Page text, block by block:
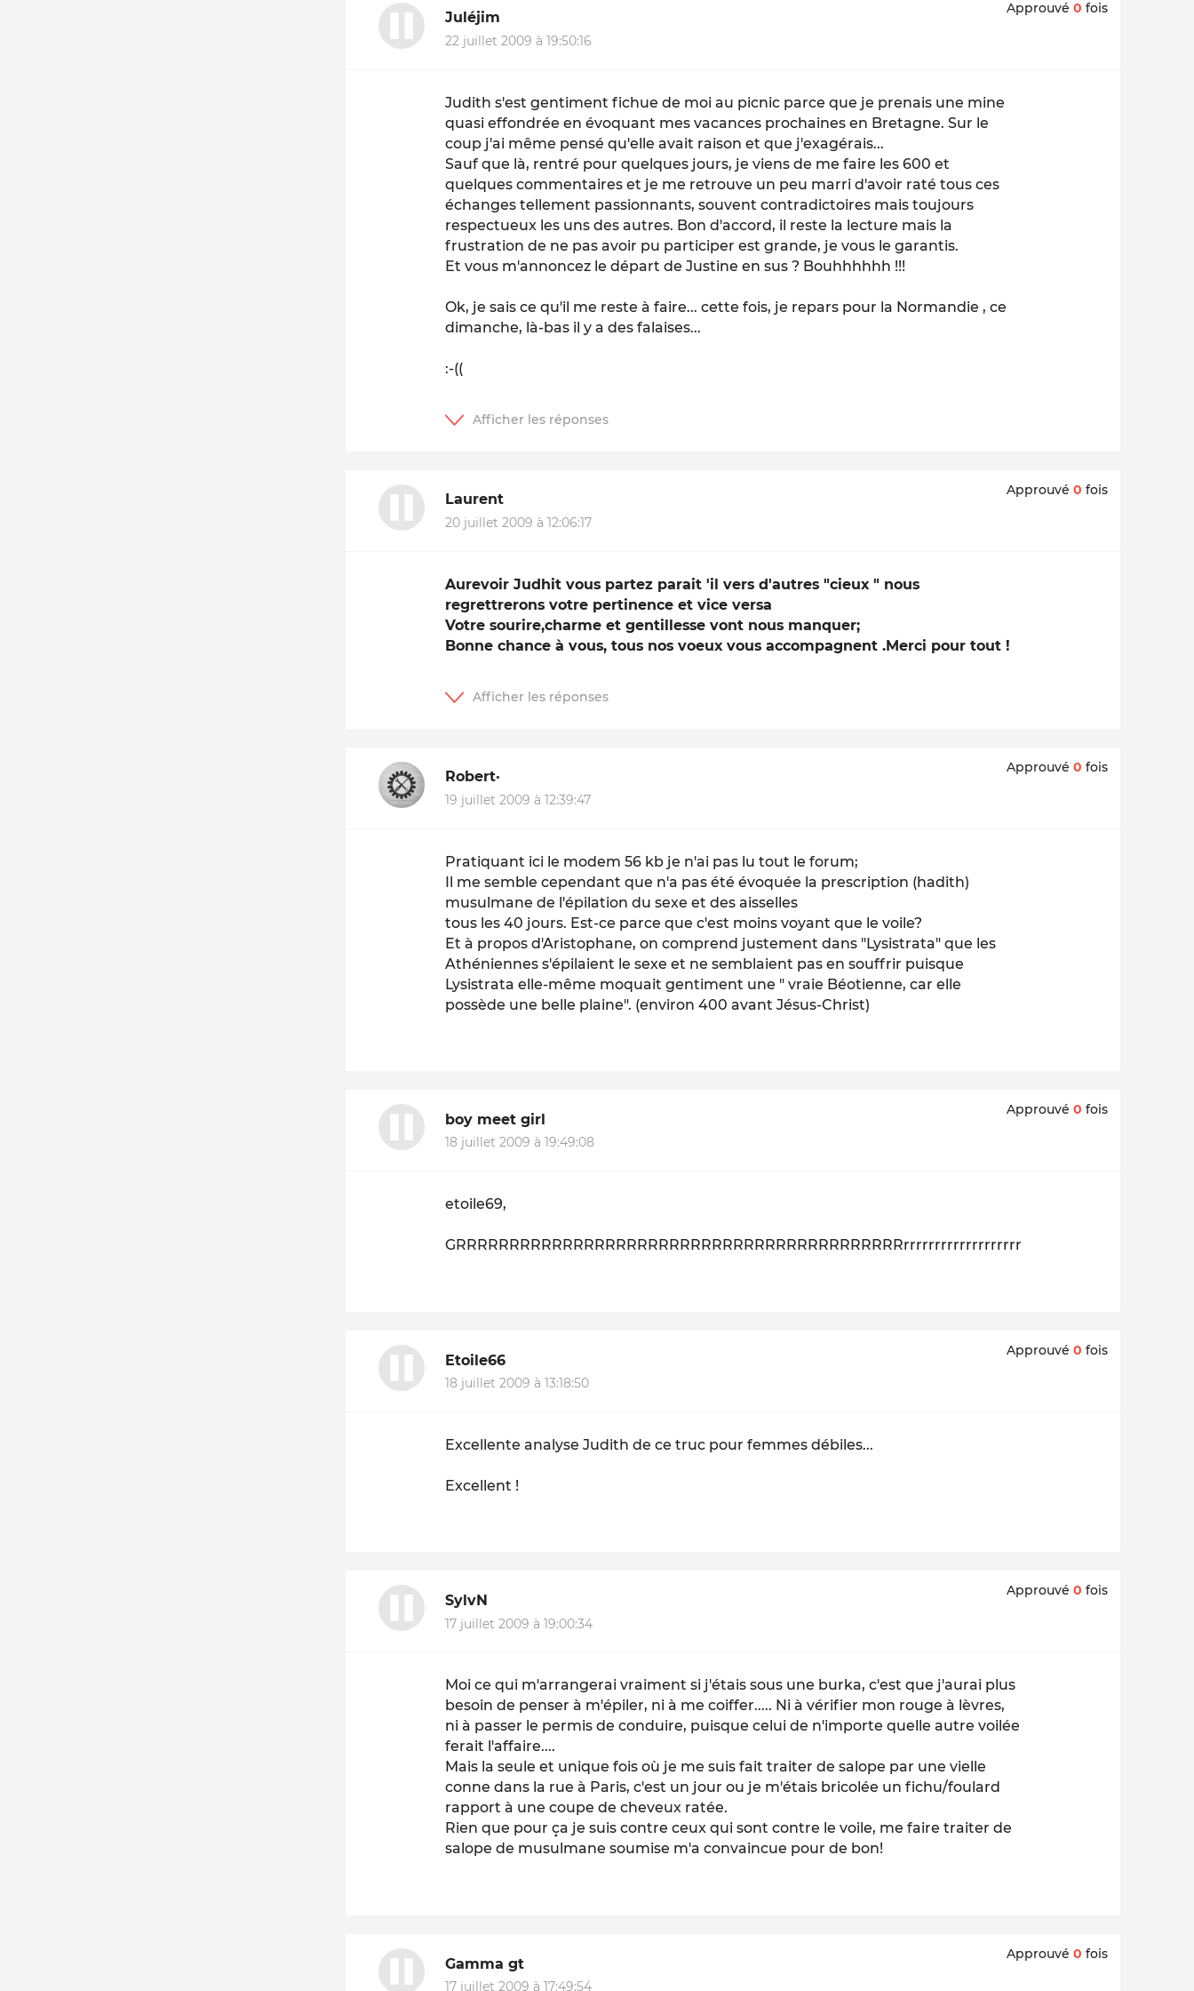
Juléjim
22 juillet 2009 à 19:50:16
Approuvé 0 fois
Judith s'est gentiment fichue de moi au picnic parce que je prenais une mine
quasi effondrée en évoquant mes vacances prochaines en Bretagne. Sur le
coup j'ai même pensé qu'elle avait raison et que j'exagérais...
Sauf que là, rentré pour quelques jours, je viens de me faire les 600 et
quelques commentaires et je me retrouve un peu marri d'avoir raté tous ces
échanges tellement passionnants, souvent contradictoires mais toujours
respectueux les uns des autres. Bon d'accord, il reste la lecture mais la
frustration de ne pas avoir pu participer est grande, je vous le garantis.
Et vous m'annoncez le départ de Justine en sus ? Bouhhhhhh !!!
Ok, je sais ce qu'il me reste à faire... cette fois, je repars pour la Normandie , ce
dimanche, là-bas il y a des falaises...
:-((
Laurent
20 juillet 2009 à 12:06:17
Approuvé 0 fois
Aurevoir Judhit vous partez parait 'il vers d'autres "cieux " nous
regrettrerons votre pertinence et vice versa
Votre sourire,charme et gentillesse vont nous manquer;
Bonne chance à vous, tous nos voeux vous accompagnent .Merci pour tout !
Robert·
19 juillet 2009 à 12:39:47
Approuvé 0 fois
Pratiquant ici le modem 56 kb je n'ai pas lu tout le forum;
Il me semble cependant que n'a pas été évoquée la prescription (hadith)
musulmane de l'épilation du sexe et des aisselles
tous les 40 jours. Est-ce parce que c'est moins voyant que le voile?
Et à propos d'Aristophane, on comprend justement dans "Lysistrata" que les
Athéniennes s'épilaient le sexe et ne semblaient pas en souffrir puisque
Lysistrata elle-même moquait gentiment une " vraie Béotienne, car elle
possède une belle plaine". (environ 400 avant Jésus-Christ)
boy meet girl
18 juillet 2009 à 19:49:08
Approuvé 0 fois
etoile69,
GRRRRRRRRRRRRRRRRRRRRRRRRRRRRRRRRRRRRRRRRRRrrrrrrrrrrrrrrrrrrrr
Etoile66
18 juillet 2009 à 13:18:50
Approuvé 0 fois
Excellente analyse Judith de ce truc pour femmes débiles...
Excellent !
SylvN
17 juillet 2009 à 19:00:34
Approuvé 0 fois
Moi ce qui m'arrangerai vraiment si j'étais sous une burka, c'est que j'aurai plus
besoin de penser à m'épiler, ni à me coiffer..... Ni à vérifier mon rouge à lèvres,
ni à passer le permis de conduire, puisque celui de n'importe quelle autre voilée
ferait l'affaire....
Mais la seule et unique fois où je me suis fait traiter de salope par une vielle
conne dans la rue à Paris, c'est un jour ou je m'étais bricolée un fichu/foulard
rapport à une coupe de cheveux ratée.
Rien que pour ça je suis contre ceux qui sont contre le voile, me faire traiter de
salope de musulmane soumise m'a convaincue pour de bon!
Gamma gt
17 juillet 2009 à 17:49:54
Approuvé 0 fois